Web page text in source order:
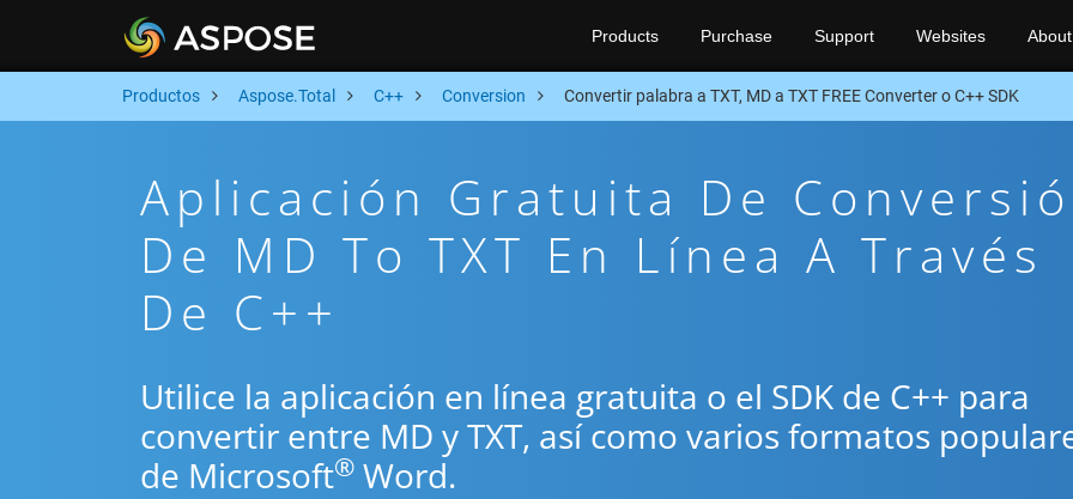
Products Purchase Support Websites About
Productos Aspose.Total C++ Conversion Convertir palabra a TXT, MD a TXT FREE Converter o C++ SDK
Aplicación Gratuita De
De MD To TXT En Línea A Través
De C++
Utilice la aplicación en línea gratuita o el SDK de C++ para
convertir entre MD y TXT, así como varios formatos
de Microsoft® Word.